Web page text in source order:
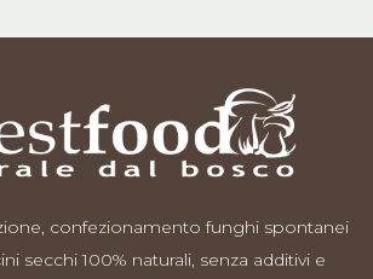
confezionamento funghi spontanei
secchi 100% naturali, senza additivi e